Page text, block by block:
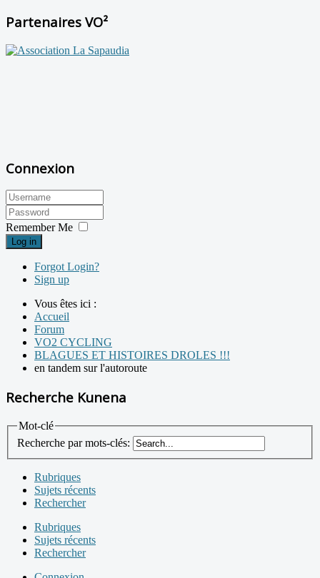
Partenaires VO²
Connexion
Remember Me
Log in
Forgot Login?
Sign up
Vous êtes ici :
Accueil
Forum
VO2 CYCLING
BLAGUES ET HISTOIRES DROLES !!!
en tandem sur l'autoroute
Recherche Kunena
Mot-clé
Recherche par mots-clés:
Rubriques
Sujets récents
Rechercher
Rubriques
Sujets récents
Rechercher